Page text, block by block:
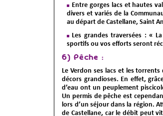
Entre gorges lacs et hautes
divers et variés de la
au départ de Castellane, Saint
Les grandes traversées : «
sportifs ou vos efforts seront
6) Pêche :
Le Verdon ses lacs et les
décors grandioses. En effet,
d’eau ont un peuplement
Un permis de pêche est
lors d’un séjour dans la région.
de Castellane, car le débit peut